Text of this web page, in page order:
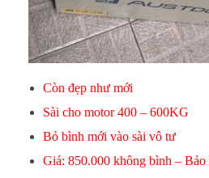
Còn đẹp như mới
Sài cho motor 400 – 600KG
Bỏ bình mới vào sài vô tư
Giá: 850.000 không bình – Bảo